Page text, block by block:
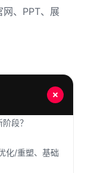
网、PPT、展
段？
化/重塑、基础